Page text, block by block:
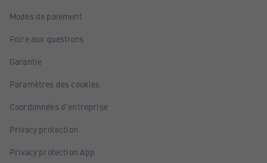
Modes de paiement
Foire aux questions
Garantie
Paramètres des cookies
Coordonnées d'entreprise
Privacy protection
Privacy protection App